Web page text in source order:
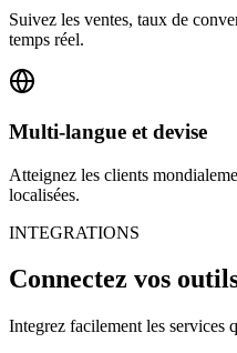
Suivez les ventes, taux de
temps réel.
Multi-langue et devise
Atteignez les clients
localisées.
INTEGRATIONS
Connectez vos
Integrez facilement les services